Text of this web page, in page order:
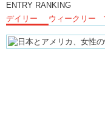
ENTRY RANKING
デイリー
ウィークリー